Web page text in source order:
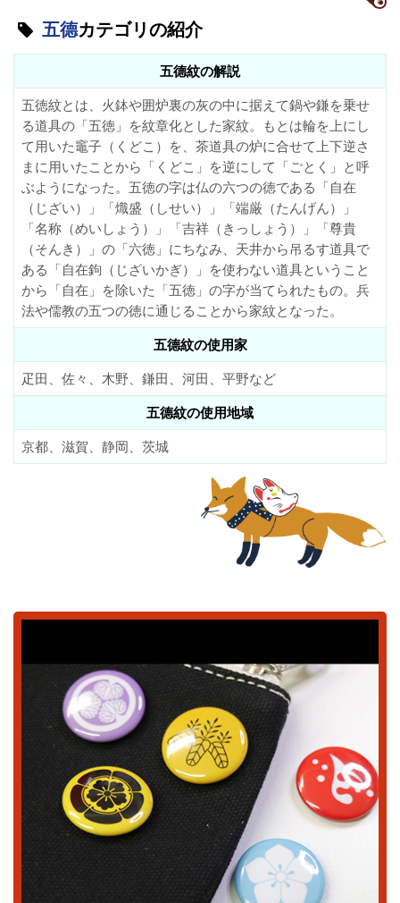
五德カテゴリの紹介
五德紋の解説
五徳紋とは、火鉢や囲炉裏の灰の中に据えて鍋や鎌を乗せ
る道具の「五徳」を紋章化とした家紋。もとは輪を上にし
て用いた竈子（くどこ）を、茶道具の炉に合せて上下逆さ
まに用いたことから「くどこ」を逆にして「ごとく」と呼
ぶようになった。五徳の字は仏の六つの徳である「自在
（じざい）」「熾盛（しせい）」「端厳（たんげん）」
「名称（めいしょう）」「吉祥（きっしょう）」「尊貴
（そんき）」の「六徳」にちなみ、天井から吊るす道具で
ある「自在鉤（じざいかぎ）」を使わない道具ということ
から「自在」を除いた「五徳」の字が当てられたもの。兵
法や儒教の五つの徳に通じることから家紋となった。
五德紋の使用家
疋田、佐々、木野、鎌田、河田、平野など
五德紋の使用地域
京都、滋賀、静岡、茨城